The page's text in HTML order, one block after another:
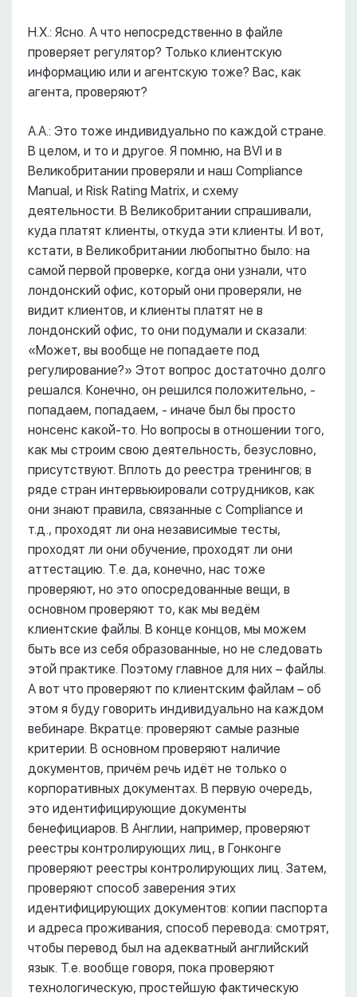
Н.Х.: Ясно. А что непосредственно в файле
проверяет регулятор? Только клиентскую
информацию или и агентскую тоже? Вас, как
агента, проверяют?
А.А.: Это тоже индивидуально по каждой стране.
В целом, и то и другое. Я помню, на BVI и в
Великобритании проверяли и наш Compliance
Manual, и Risk Rating Matrix, и схему
деятельности. В Великобритании спрашивали,
куда платят клиенты, откуда эти клиенты. И вот,
кстати, в Великобритании любопытно было: на
самой первой проверке, когда они узнали, что
лондонский офис, который они проверяли, не
видит клиентов, и клиенты платят не в
лондонский офис, то они подумали и сказали:
«Может, вы вообще не попадаете под
регулирование?» Этот вопрос достаточно долго
решался. Конечно, он решился положительно, -
попадаем, попадаем, - иначе был бы просто
нонсенс какой-то. Но вопросы в отношении того,
как мы строим свою деятельность, безусловно,
присутствуют. Вплоть до реестра тренингов; в
ряде стран интервьюировали сотрудников, как
они знают правила, связанные с Compliance и
т.д., проходят ли она независимые тесты,
проходят ли они обучение, проходят ли они
аттестацию. Т.е. да, конечно, нас тоже
проверяют, но это опосредованные вещи, в
основном проверяют то, как мы ведём
клиентские файлы. В конце концов, мы можем
быть все из себя образованные, но не следовать
этой практике. Поэтому главное для них – файлы.
А вот что проверяют по клиентским файлам – об
этом я буду говорить индивидуально на каждом
вебинаре. Вкратце: проверяют самые разные
критерии. В основном проверяют наличие
документов, причём речь идёт не только о
корпоративных документах. В первую очередь,
это идентифицирующие документы
бенефициаров. В Англии, например, проверяют
реестры контролирующих лиц, в Гонконге
проверяют реестры контролирующих лиц. Затем,
проверяют способ заверения этих
идентифицирующих документов: копии паспорта
и адреса проживания, способ перевода: смотрят,
чтобы перевод был на адекватный английский
язык. Т.е. вообще говоря, пока проверяют
технологическую, простейшую фактическую